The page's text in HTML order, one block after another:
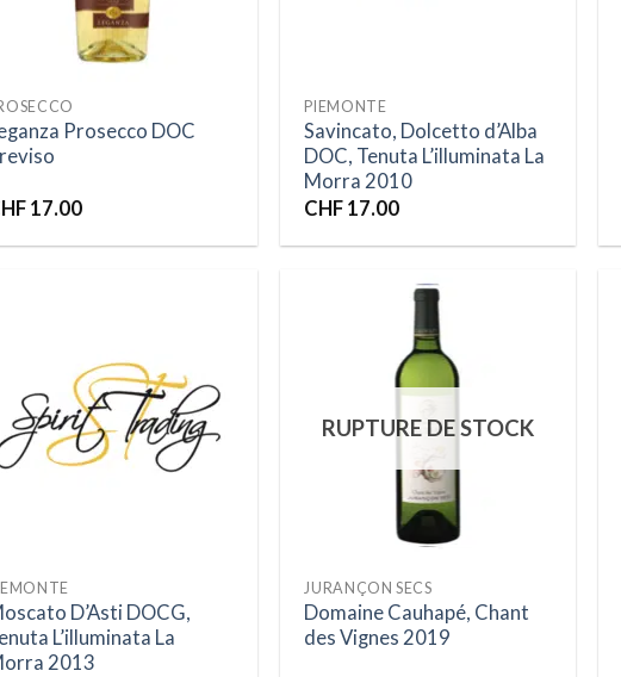
Prosecco DOC
17.00
PIEMONTE
Savincato, Dolcetto d’Alba
DOC, Tenuta L’illuminata La
Morra 2010
CHF 17.00
Ajouter
à la liste
d’envies
D’Asti DOCG,
L’illuminata La
2013
d’envies
RUPTURE DE STOCK
JURANÇON SECS
Domaine Cauhapé, Chant
des Vignes 2019